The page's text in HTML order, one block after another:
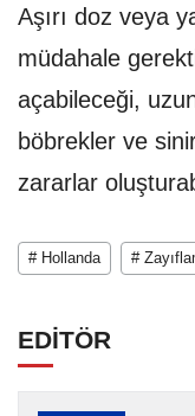
Aşırı doz veya
müdahale
açabileceği,
böbrekler ve
zararlar
# Hollanda #
EDİTÖR